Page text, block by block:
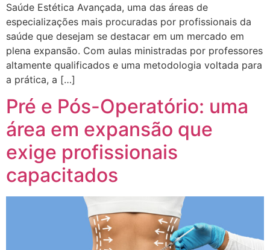
Saúde Estética Avançada, uma das áreas de
especializações mais procuradas por profissionais da
saúde que desejam se destacar em um mercado em
plena expansão. Com aulas ministradas por professores
altamente qualificados e uma metodologia voltada para
a prática, a […]
Pré e Pós-Operatório: uma
área em expansão que
exige profissionais
capacitados